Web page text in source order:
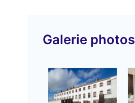
d
Galerie photos